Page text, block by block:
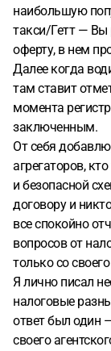
наибольшую
такси/Гетт — Вы
оферту, в нем
Далее когда
там ставит
момента
заключенным.
От себя
агрегаторов,
и безопасной
договору и
все спокойно
вопросов от
только со
Я лично писал
налоговые
ответ был один
своего